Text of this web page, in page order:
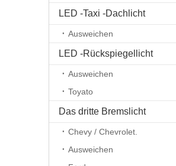
LED -Taxi -Dachlicht
Ausweichen
LED -Rückspiegellicht
Ausweichen
Toyato
Das dritte Bremslicht
Chevy / Chevrolet.
Ausweichen